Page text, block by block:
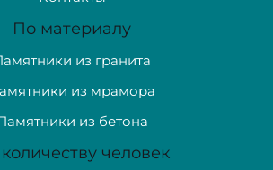
По материалу
из гранита
из мрамора
из бетона
человек